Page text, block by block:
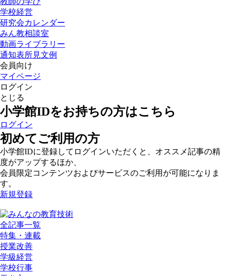
学校経営
研究会カレンダー
みん教相談室
動画ライブラリー
通知表所見文例
会員向け
マイページ
ログイン
とじる
小学館IDをお持ちの方はこちら
ログイン
初めてご利用の方
小学館IDに登録してログインいただくと、オススメ記事の精
度がアップするほか、
会員限定コンテンツおよびサービスのご利用が可能になりま
す。
新規登録
全記事一覧
特集・連載
授業改善
学級経営
学校行事